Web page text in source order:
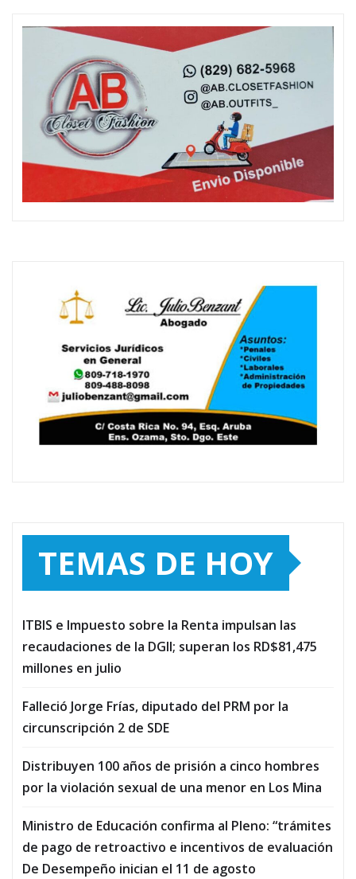
TEMAS DE HOY
ITBIS e Impuesto sobre la Renta impulsan las
recaudaciones de la DGII; superan los RD$81,475
millones en julio
Falleció Jorge Frías, diputado del PRM por la
circunscripción 2 de SDE
Distribuyen 100 años de prisión a cinco hombres
por la violación sexual de una menor en Los Mina
Ministro de Educación confirma al Pleno: “trámites
de pago de retroactivo e incentivos de evaluación
De Desempeño inician el 11 de agosto